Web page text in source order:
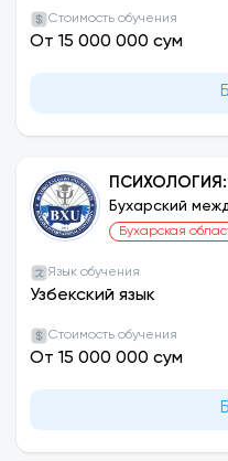
Стоимость обучения
От 15 000 000 сум
ПСИХОЛОГИЯ
Бухарский
Бухарская
Язык обучения
Узбекский язык
Стоимость обучения
От 15 000 000 сум